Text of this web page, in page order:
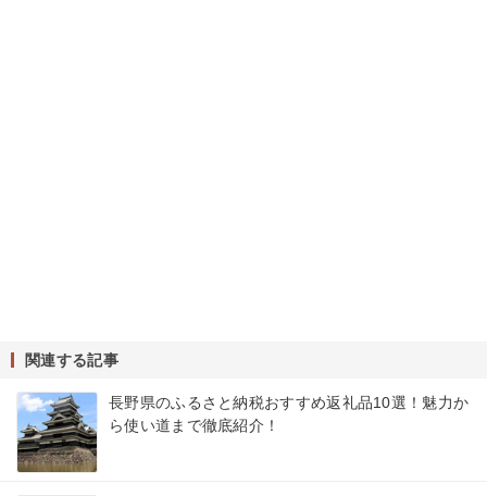
関連する記事
長野県のふるさと納税おすすめ返礼品10選！魅力か
ら使い道まで徹底紹介！